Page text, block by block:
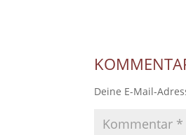
Deine E-Mail-